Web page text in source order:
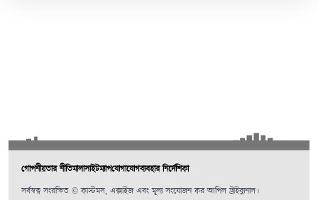
গোপনীয়তার নীতিমালাসাইটম্যাপযোগাযোগব্যবহার নির্দেশিকা
সর্বস্বত্ব সংরক্ষিত © কাস্টমস, এক্সাইজ এবং মূল্য সংযোজন কর আপিল ট্রাইব্যুনাল।